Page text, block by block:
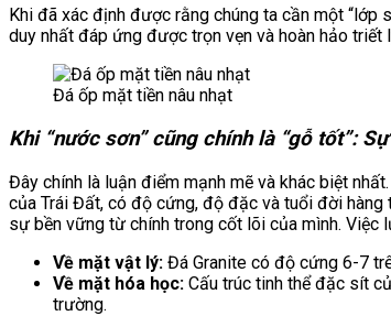
Khi đã xác định được rằng chúng ta cần một
duy nhất đáp ứng được trọn vẹn và hoàn hảo triết
Đá ốp mặt tiền nâu nhạt
Khi “nước sơn” cũng chính là “gỗ tốt”:
Đây chính là luận điểm mạnh mẽ và khác biệt nhất.
của Trái Đất, có độ cứng, độ đặc và tuổi đời hàng
sự bền vững từ chính trong cốt lõi của mình. Việc
Về mặt vật lý: Đá Granite có độ cứng 6-7
Về mặt hóa học: Cấu trúc tinh thể đặc sít
trường.